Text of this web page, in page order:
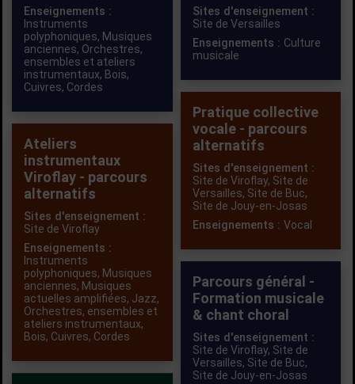
Enseignements :
Instruments
polyphoniques, Musiques
anciennes, Orchestres,
ensembles et ateliers
instrumentaux, Bois,
Cuivres, Cordes
Sites d'enseignement :
Site de Versailles
Enseignements : Culture
musicale
Pratique collective
vocale - parcours
alternatifs
Sites d'enseignement :
Site de Viroflay, Site de
Versailles, Site de Buc,
Site de Jouy-en-Josas
Enseignements : Vocal
Ateliers
instrumentaux
Viroflay - parcours
alternatifs
Sites d'enseignement :
Site de Viroflay
Enseignements :
Instruments
polyphoniques, Musiques
anciennes, Musiques
actuelles amplifiées, Jazz,
Orchestres, ensembles et
ateliers instrumentaux,
Bois, Cuivres, Cordes
Parcours général -
Formation musicale
& chant choral
Sites d'enseignement :
Site de Viroflay, Site de
Versailles, Site de Buc,
Site de Jouy-en-Josas